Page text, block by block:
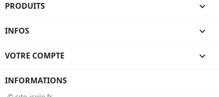
PRODUITS 
INFOS 
VOTRE COMPTE 
INFORMATIONS